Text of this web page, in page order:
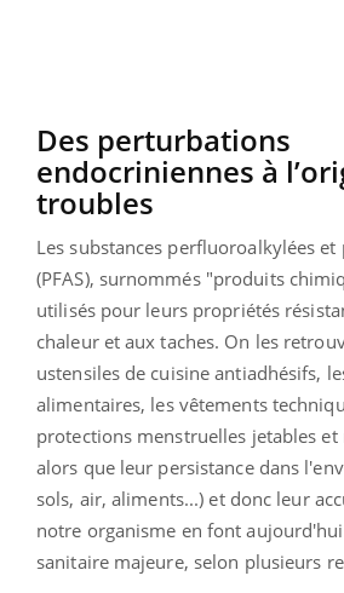
Des perturbations
endocriniennes à
troubles
Les substances perfluoroalkylées
(PFAS), surnommés "produits
utilisés pour leurs propriétés
chaleur et aux taches. On les
ustensiles de cuisine antiadhésifs,
alimentaires, les vêtements
protections menstruelles jetables et
alors que leur persistance dans
sols, air, aliments...) et donc leur
notre organisme en font
sanitaire majeure, selon plusieurs